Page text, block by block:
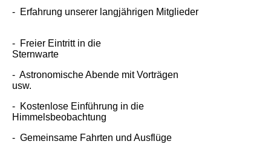
- Erfahrung unserer langjährigen Mitglieder
- Freier Eintritt in die
- Astronomische Abende mit Vorträgen
- Kostenlose Einführung in die
- Gemeinsame Fahrten und Ausflüge